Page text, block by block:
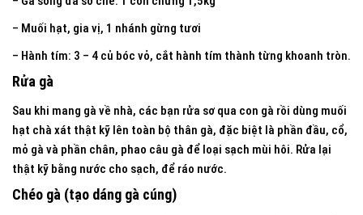
– Muối hạt, gia vị, 1 nhánh gừng tươi
– Hành tím: 3 – 4 củ bóc vỏ, cắt hành tím thành từng khoanh tròn.
Rửa gà
Sau khi mang gà về nhà, các bạn rửa sơ qua con gà rồi dùng muối
hạt chà xát thật kỹ lên toàn bộ thân gà, đặc biệt là phần đầu, cổ,
mỏ gà và phần chân, phao câu gà để loại sạch mùi hôi. Rửa lại
thật kỹ bằng nước cho sạch, để ráo nước.
Chéo gà (tạo dáng gà cúng)